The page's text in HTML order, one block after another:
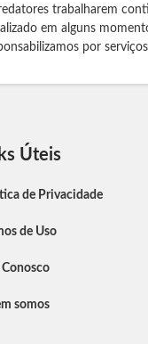
trabalharem
em alguns
por
Úteis
de Privacidade
de Uso
Conosco
somos